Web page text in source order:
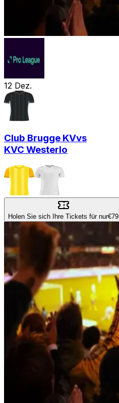
12 Dez.
Club Brugge KVvs
KVC Westerlo
Holen Sie sich Ihre Tickets für nur€79